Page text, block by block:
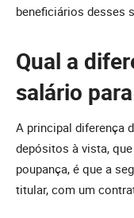
beneficiários desses
Qual a
salário
A principal diferença
depósitos à vista,
poupança, é que a
titular, com um